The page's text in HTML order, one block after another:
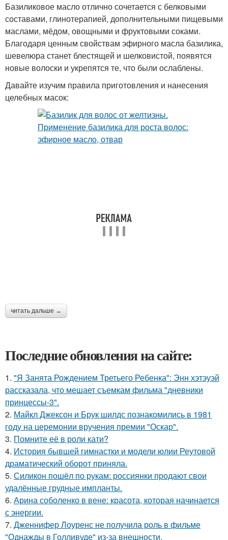
Базиликовое масло отлично сочетается с белковыми
составами, глинотерапией, дополнительными пищевыми
маслами, мёдом, овощными и фруктовыми соками.
Благодаря ценным свойствам эфирного масла базилика,
шевелюра станет блестящей и шелковистой, появятся
новые волоски и укрепятся те, что были ослаблены.
Давайте изучим правила приготовления и нанесения
целебных масок:
читать дальше →
Последние обновления на сайте:
1. "Я Занята Рождением Третьего Ребенка": Энн хэтэуэй
рассказала, что мешает съемкам фильма "дневники
принцессы-3".
2. Майкл Джексон и Брук шилдс познакомились в 1981
году на церемонии вручения премии "Оскар".
3. Помните её в роли кати?
4. История бывшей гимнастки и модели юлии Реутовой
драматический оборот приняла.
5. Силикон пошёл по рукам: россиянки продают свои
удалённые грудные импланты.
6. Арина соболенко в вене: красота, которая начинается
с энергии.
7. Дженнифер Лоуренс не получила роль в фильме
"Однажды в Голливуде" из-за внешности.